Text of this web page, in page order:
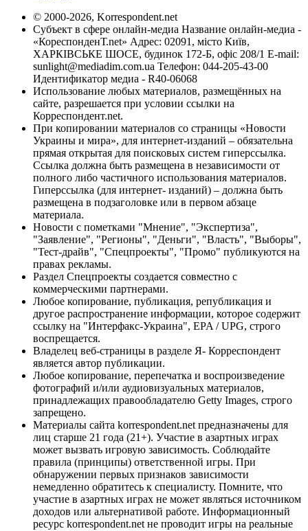
© 2000-2026, Korrespondent.net
Субъект в сфере онлайн-медиа Название онлайн-медиа -
«КореспонденТ.net» Адрес: 02091, місто Київ,
ХАРКІВСЬКЕ ШОСЕ, будинок 172-Б, офіс 208/1 E-mail:
sunlight@mediadim.com.ua Телефон: 044-205-43-00
Идентификатор медиа - R40-06068
Использование любых материалов, размещённых на
сайте, разрешается при условии ссылки на
Корреспондент.net.
При копировании материалов со страницы «Новости
Украины и мира», для интернет-изданий – обязательна
прямая открытая для поисковых систем гиперссылка.
Ссылка должна быть размещена в независимости от
полного либо частичного использования материалов.
Гиперссылка (для интернет- изданий) – должна быть
размещена в подзаголовке или в первом абзаце
материала.
Новости с пометками "Мнение", "Экспертиза",
"Заявление", "Регионы", "Деньги", "Власть", "Выборы",
"Тест-драйв", "Спецпроекты", "Промо" публикуются на
правах рекламы.
Раздел Спецпроекты создается совместно с
коммерческими партнерами.
Любое копирование, публикация, републикация и
другое распространение информации, которое содержит
ссылку на "Интерфакс-Украина", EPA / UPG, строго
воспрещается.
Владелец веб-страницы в разделе Я- Корреспондент
является автор публикации.
Любое копирование, перепечатка и воспроизведение
фотографий и/или аудиовизуальных материалов,
принадлежащих правообладателю Getty Images, строго
запрещено.
Материалы сайта korrespondent.net предназначены для
лиц старше 21 года (21+). Участие в азартных играх
может вызвать игровую зависимость. Соблюдайте
правила (принципы) ответственной игры. При
обнаружении первых признаков зависимости
немедленно обратитесь к специалисту. Помните, что
участие в азартных играх не может являться источником
доходов или альтернативой работе. Информационный
ресурс korrespondent.net не проводит игры на реальные